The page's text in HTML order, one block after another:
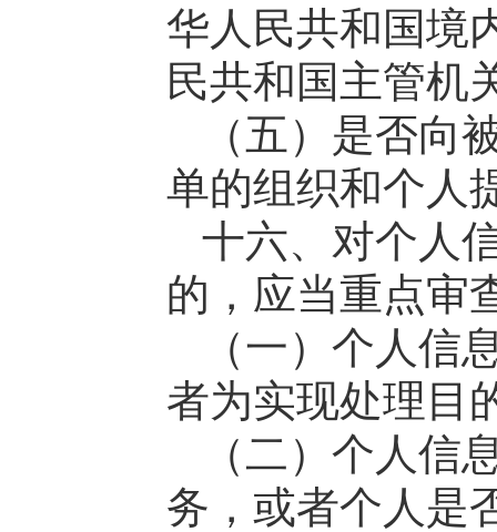
华人民共和国境
民共和国主管机
（五）是否向
单的组织和个人
十六、对个人
的，应当重点审
（一）个人信
者为实现处理目
（二）个人信
务，或者个人是